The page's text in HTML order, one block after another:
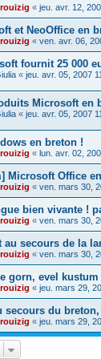
« jeu. avr. 12,
et NeoOffice en
« ven. avr. 06,
fournit 25 000
« jeu. avr. 05, 2007
Microsoft en
« jeu. avr. 05, 2007
en breton !
« lun. avr. 02,
Microsoft Office
« ven. mars 30,
bien vivante !
« ven. mars 30,
au secours de la
« ven. mars 30,
gorn, evel kustum
« jeu. mars 29,
secours du
« jeu. mars 29,